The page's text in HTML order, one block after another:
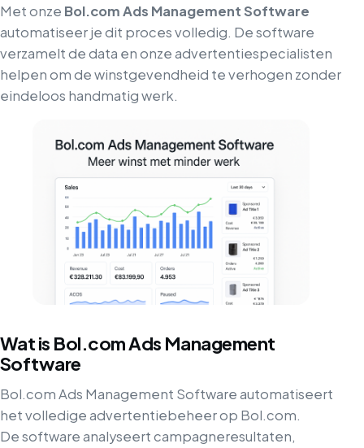
Met onze Bol.com Ads Management Software
automatiseer je dit proces volledig. De software
verzamelt de data en onze advertentiespecialisten
helpen om de winstgevendheid te verhogen zonder
eindeloos handmatig werk.
Wat is Bol.com Ads Management
Software
Bol.com Ads Management Software automatiseert
het volledige advertentiebeheer op Bol.com.
De software analyseert campagneresultaten,